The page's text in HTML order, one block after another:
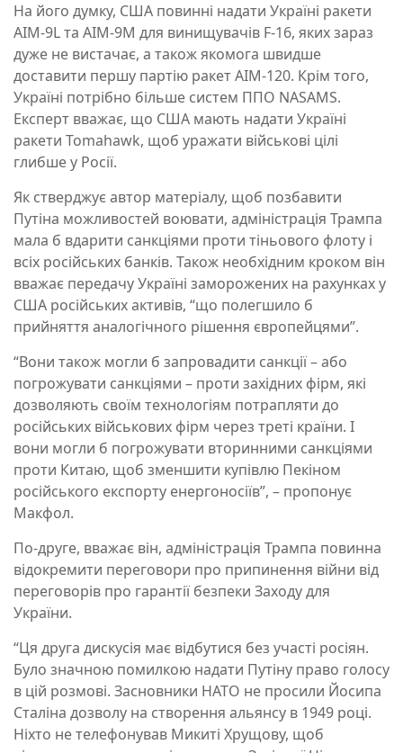
На його думку, США повинні надати Україні ракети
AIM-9L та AIM-9M для винищувачів F-16, яких зараз
дуже не вистачає, а також якомога швидше
доставити першу партію ракет AIM-120. Крім того,
Україні потрібно більше систем ППО NASAMS.
Експерт вважає, що США мають надати Україні
ракети Tomahawk, щоб уражати військові цілі
глибше у Росії.
Як стверджує автор матеріалу, щоб позбавити
Путіна можливостей воювати, адміністрація Трампа
мала б вдарити санкціями проти тіньового флоту і
всіх російських банків. Також необхідним кроком він
вважає передачу Україні заморожених на рахунках у
США російських активів, “що полегшило б
прийняття аналогічного рішення європейцями”.
“Вони також могли б запровадити санкції – або
погрожувати санкціями – проти західних фірм, які
дозволяють своїм технологіям потрапляти до
російських військових фірм через треті країни. І
вони могли б погрожувати вторинними санкціями
проти Китаю, щоб зменшити купівлю Пекіном
російського експорту енергоносіїв”, – пропонує
Макфол.
По-друге, вважає він, адміністрація Трампа повинна
відокремити переговори про припинення війни від
переговорів про гарантії безпеки Заходу для
України.
“Ця друга дискусія має відбутися без участі росіян.
Було значною помилкою надати Путіну право голосу
в цій розмові. Засновники НАТО не просили Йосипа
Сталіна дозволу на створення альянсу в 1949 році.
Ніхто не телефонував Микиті Хрущову, щоб